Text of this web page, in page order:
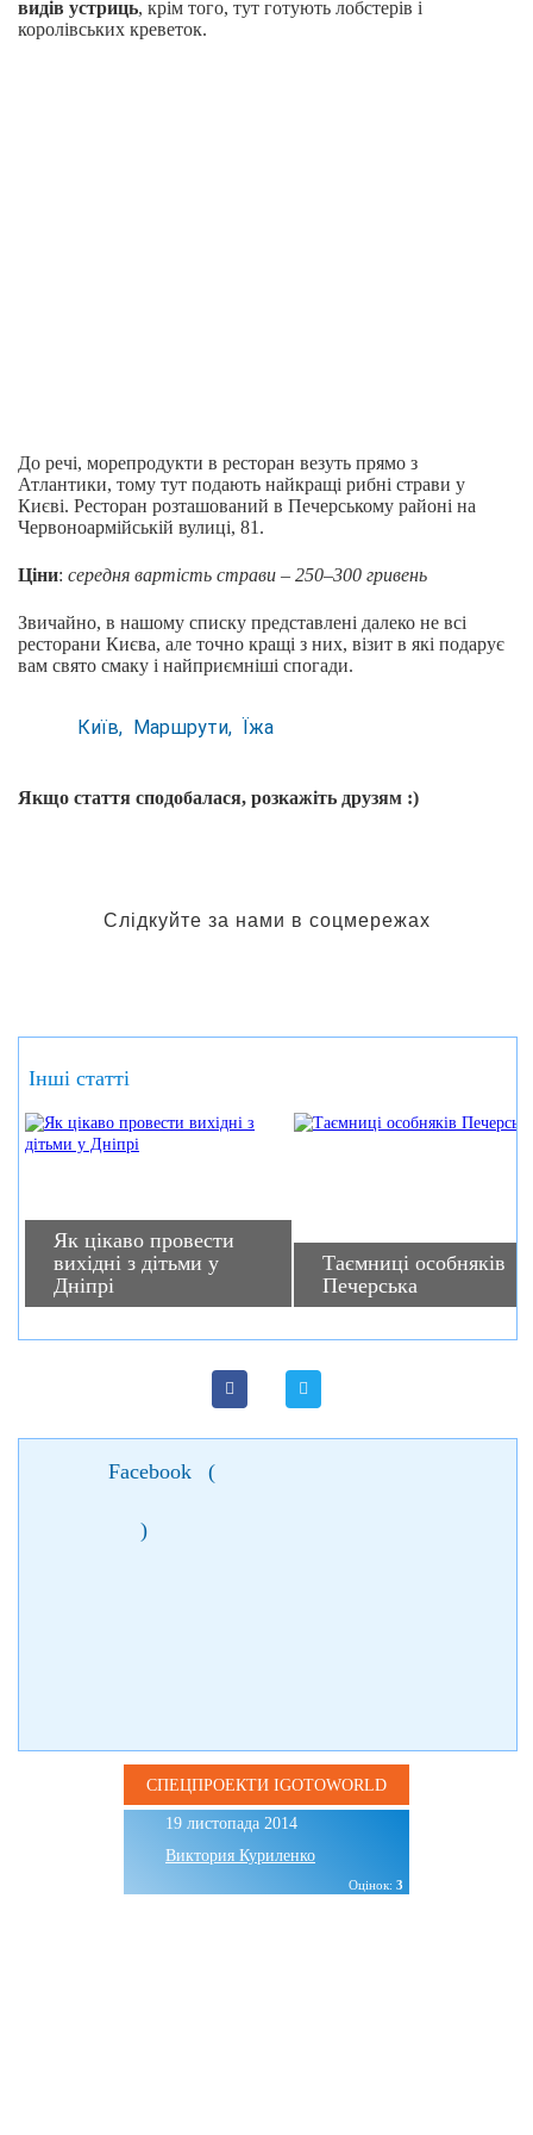
видів устриць, крім того, тут готують лобстерів і
королівських креветок.
До речі, морепродукти в ресторан везуть прямо з
Атлантики, тому тут подають найкращі рибні страви у
Києві. Ресторан розташований в Печерському районі на
Червоноармійській вулиці, 81.
Ціни: середня вартість страви – 250–300 гривень
Звичайно, в нашому списку представлені далеко не всі
ресторани Києва, але точно кращі з них, візит в які подарує
вам свято смаку і найприємніші спогади.
Київ Маршрути Їжа
Якщо стаття сподобалася, розкажіть друзям :)
Слідкуйте за нами в соцмережах
Інші статті
Як цікаво провести
вихідні з дітьми у
Дніпрі
Таємниці особняків
Печерська
Facebook (
)
СПЕЦПРОЕКТИ IGOTOWORLD
19 листопада 2014
Виктория Куриленко
Оцінок: 3